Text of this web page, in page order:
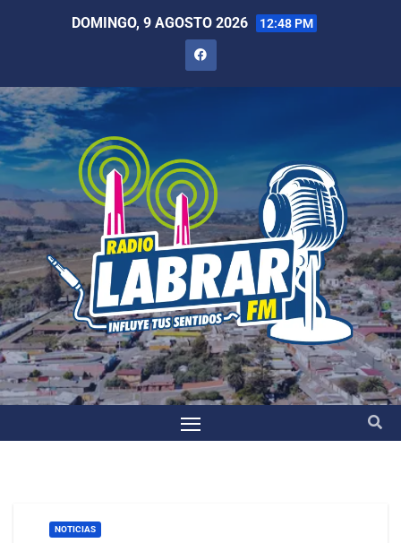
DOMINGO, 9 AGOSTO 2026 12:48 PM
NOTICIAS